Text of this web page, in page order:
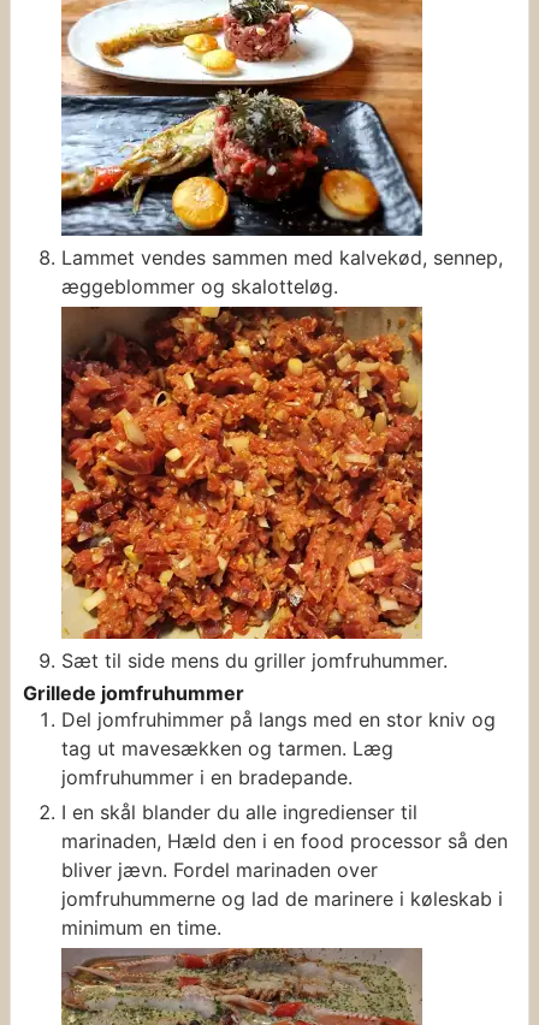
Lammet vendes sammen med kalvekød, sennep,
æggeblommer og skalotteløg.
Sæt til side mens du griller jomfruhummer.
Grillede jomfruhummer
Del jomfruhimmer på langs med en stor kniv og
tag ut mavesækken og tarmen. Læg
jomfruhummer i en bradepande.
I en skål blander du alle ingredienser til
marinaden, Hæld den i en food processor så den
bliver jævn. Fordel marinaden over
jomfruhummerne og lad de marinere i køleskab i
minimum en time.